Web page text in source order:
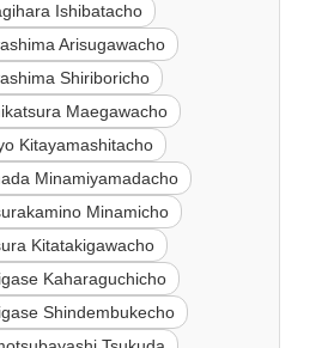
Ishibatacho
Arisugawacho
Shiriboricho
Maegawacho
Kitayamashitacho
Minamiyamadacho
Minamicho
Kitatakigawacho
Kaharaguchicho
Shindembukecho